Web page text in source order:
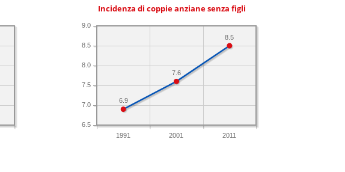
Incidenza di coppie anziane senza figli
1991 2001 2011
6.5
7.0
7.5
8.0
8.5
9.0
8.5
7.6
6.9